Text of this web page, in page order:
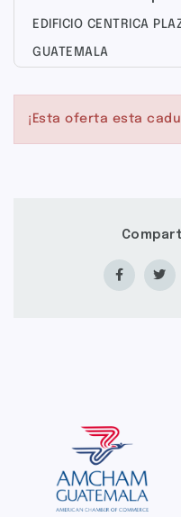
EDIFICIO CENTRICA
GUATEMALA
¡Esta oferta esta